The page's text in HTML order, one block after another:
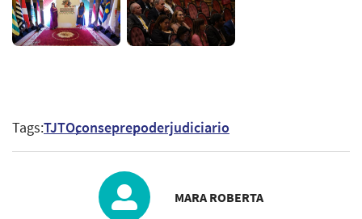
Tags:TJTOconseprepoderjudiciario
MARA ROBERTA